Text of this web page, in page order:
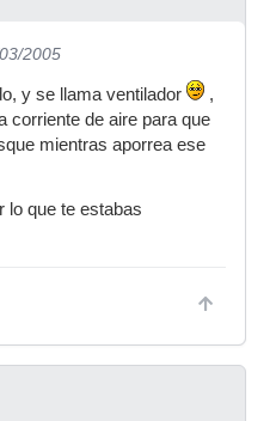
2005
y se llama ventilador
,
corriente de aire para que
mientras aporrea ese
lo que te estabas